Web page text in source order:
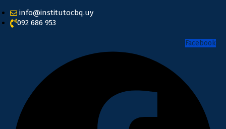
info@institutocbq.uy
092 686 953
Facebook